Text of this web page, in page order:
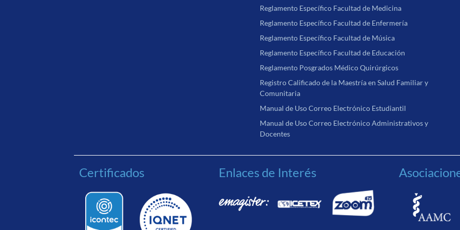
Reglamento Específico Facultad de Medicina
Reglamento Específico Facultad de Enfermería
Reglamento Específico Facultad de Música
Reglamento Específico Facultad de Educación
Reglamento Posgrados Médico Quirúrgicos
Registro Calificado de la Maestría en Salud Familiar y
Comunitaria
Manual de Uso Correo Electrónico Estudiantil
Manual de Uso Correo Electrónico Administrativos y
Docentes
Certificados Enlaces de Interés